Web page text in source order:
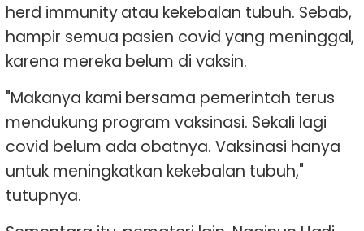
herd immunity atau kekebalan tubuh. Sebab,
hampir semua pasien covid yang meninggal,
karena mereka belum di vaksin.
"Makanya kami bersama pemerintah terus
mendukung program vaksinasi. Sekali lagi
covid belum ada obatnya. Vaksinasi hanya
untuk meningkatkan kekebalan tubuh,"
tutupnya.